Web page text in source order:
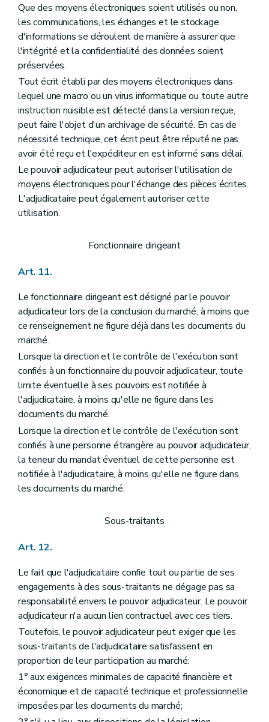
Que des moyens électroniques soient utilisés ou non,
les communications, les échanges et le stockage
d'informations se déroulent de manière à assurer que
l'intégrité et la confidentialité des données soient
préservées.
Tout écrit établi par des moyens électroniques dans
lequel une macro ou un virus informatique ou toute autre
instruction nuisible est détecté dans la version reçue,
peut faire l'objet d'un archivage de sécurité. En cas de
nécessité technique, cet écrit peut être réputé ne pas
avoir été reçu et l'expéditeur en est informé sans délai.
Le pouvoir adjudicateur peut autoriser l'utilisation de
moyens électroniques pour l'échange des pièces écrites.
L'adjudicataire peut également autoriser cette
utilisation.
Fonctionnaire dirigeant
Art. 11.
Le fonctionnaire dirigeant est désigné par le pouvoir
adjudicateur lors de la conclusion du marché, à moins que
ce renseignement ne figure déjà dans les documents du
marché.
Lorsque la direction et le contrôle de l'exécution sont
confiés à un fonctionnaire du pouvoir adjudicateur, toute
limite éventuelle à ses pouvoirs est notifiée à
l'adjudicataire, à moins qu'elle ne figure dans les
documents du marché.
Lorsque la direction et le contrôle de l'exécution sont
confiés à une personne étrangère au pouvoir adjudicateur,
la teneur du mandat éventuel de cette personne est
notifiée à l'adjudicataire, à moins qu'elle ne figure dans
les documents du marché.
Sous-traitants
Art. 12.
Le fait que l'adjudicataire confie tout ou partie de ses
engagements à des sous-traitants ne dégage pas sa
responsabilité envers le pouvoir adjudicateur. Le pouvoir
adjudicateur n'a aucun lien contractuel avec ces tiers.
Toutefois, le pouvoir adjudicateur peut exiger que les
sous-traitants de l'adjudicataire satisfassent en
proportion de leur participation au marché:
1° aux exigences minimales de capacité financière et
économique et de capacité technique et professionnelle
imposées par les documents du marché;